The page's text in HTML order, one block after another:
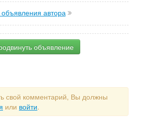
автора
объявление
свой комментарий, Вы должны
или войти.